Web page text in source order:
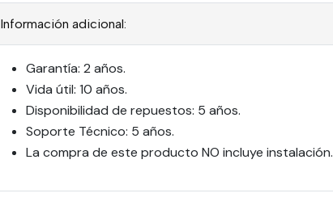
Información adicional:
Garantía: 2 años.
Vida útil: 10 años.
Disponibilidad de repuestos: 5 años.
Soporte Técnico: 5 años.
La compra de este producto NO incluye instalación.